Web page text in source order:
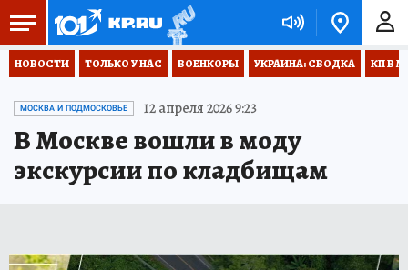
НОВОСТИ ТОЛЬКО У НАС ВОЕНКОРЫ УКРАИНА: СВОДКА КП В
МОСКВА И ПОДМОСКОВЬЕ 12 апреля 2026 9:23
В Москве вошли в моду
экскурсии по кладбищам